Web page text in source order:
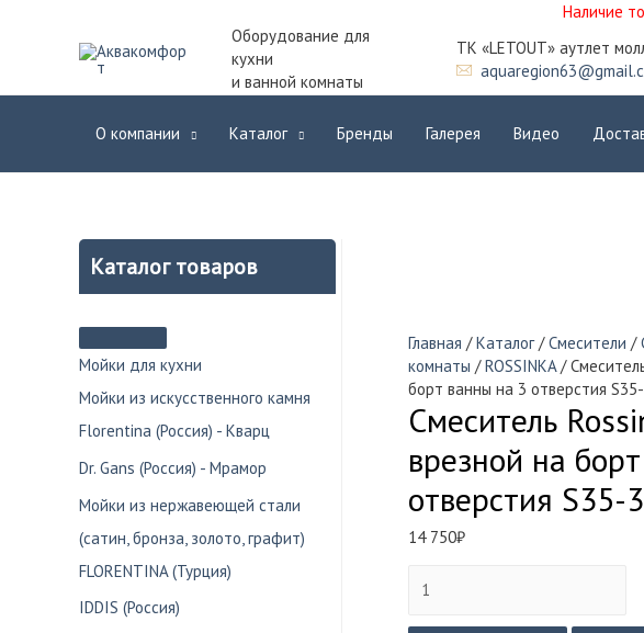
Наличие
Оборудование для
кухни
и ванной комнаты
ТК «LETOUT» аутлет
О компании Каталог Бренды Галерея Видео
Каталог товаров
Мойки для кухни
Мойки из искусственного камня
Florentina (Россия) - Кварц
Dr. Gans (Россия) - Мрамор
Мойки из нержавеющей стали
(сатин, бронза, золото, графит)
FLORENTINA (Турция)
IDDIS (Россия)
Главная /Каталог/Смесители /
комнаты /ROSSINKA/
борт ванны на 3 отверстия
Смеситель
врезной на
отверстия S35-
14 750₽
товара
Смеситель